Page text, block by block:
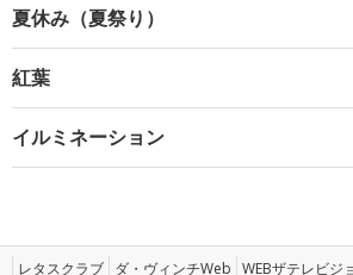
夏休み（夏祭り）
紅葉
イルミネーション
レタスクラブ ダ・ヴィンチWeb WEBザテレビジ